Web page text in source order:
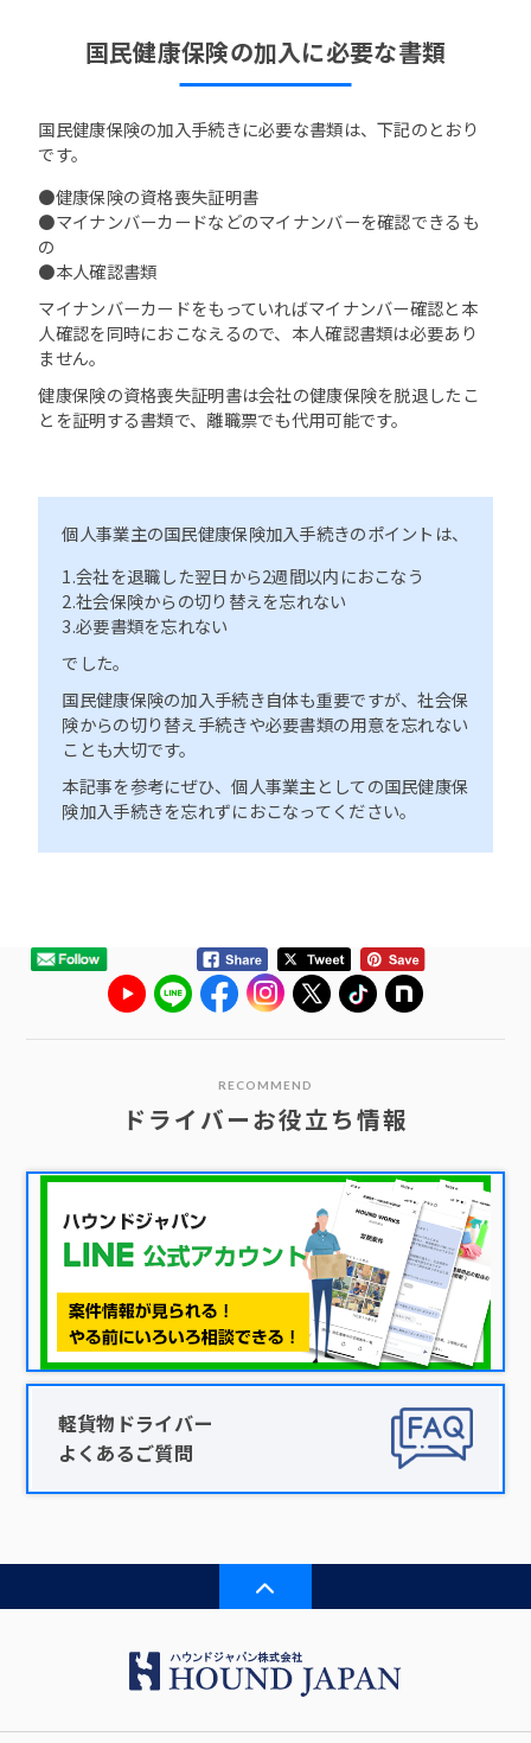
国民健康保険の加入に必要な書類
国民健康保険の加入手続きに必要な書類は、下記のとおり
です。
●健康保険の資格喪失証明書
●マイナンバーカードなどのマイナンバーを確認できるも
の
●本人確認書類
マイナンバーカードをもっていればマイナンバー確認と本
人確認を同時におこなえるので、本人確認書類は必要あり
ません。
健康保険の資格喪失証明書は会社の健康保険を脱退したこ
とを証明する書類で、離職票でも代用可能です。
個人事業主の国民健康保険加入手続きのポイントは、
1.会社を退職した翌日から2週間以内におこなう
2.社会保険からの切り替えを忘れない
3.必要書類を忘れない
でした。
国民健康保険の加入手続き自体も重要ですが、社会保
険からの切り替え手続きや必要書類の用意を忘れない
ことも大切です。
本記事を参考にぜひ、個人事業主としての国民健康保
険加入手続きを忘れずにおこなってください。
RECOMMEND
ドライバーお役立ち情報
軽貨物ドライバー
よくあるご質問